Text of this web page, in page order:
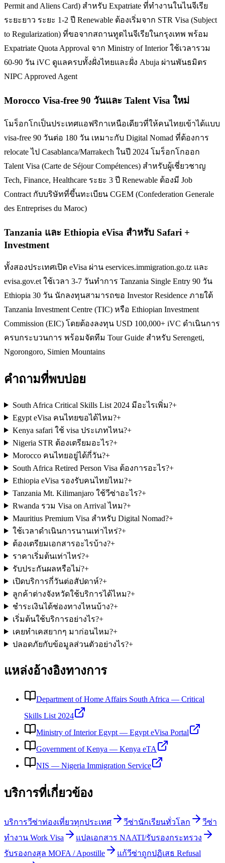
Permit and Aliens Card) สำหรับ Expatriate ที่ทำงานในไนจีเรีย
ระยะยาว ระยะ 1-2 ปี Renewable ต้องเริ่มจาก STR Visa (Subject
to Regularization) ที่ขอจากสถานทูตไนจีเรียในกรุงเทพ พร้อม
Expatriate Quota Approval จาก Ministry of Interior ใช้เวลารวม
60-90 วัน iVC ดูแลครบทั้งฝั่งไทยและฝั่ง Abuja ผ่านพันธมิตร
NIPC Approved Agent
Morocco Visa-free 90 วันและ Talent Visa ใหม่
โมร็อกโกเป็นประเทศแอฟริกาเหนือเดียวที่ให้คนไทยเข้าได้แบบ
visa-free 90 วันต่อ 180 วัน เหมาะกับ Digital Nomad ที่ต้องการ
relocate ไป Casablanca/Marrakech ในปี 2024 โมร็อกโกออก
Talent Visa (Carte de Séjour Compétences) สำหรับผู้เชี่ยวชาญ
Tech, Finance, Healthcare ระยะ 3 ปี Renewable ต้องมี Job
Contract กับบริษัทที่ขึ้นทะเบียน CGEM (Confederation Generale
des Entreprises du Maroc)
Tanzania และ Ethiopia eVisa สำหรับ Safari +
Investment
ทั้งสองประเทศเปิด eVisa ผ่าน eservices.immigration.go.tz และ
evisa.gov.et ใช้เวลา 3-7 วันทำการ Tanzania Single Entry 90 วัน
Ethiopia 30 วัน นักลงทุนสามารถขอ Investor Residence ภายใต้
Tanzania Investment Centre (TIC) หรือ Ethiopian Investment
Commission (EIC) โดยต้องลงทุน USD 100,000+ iVC ดำเนินการ
ครบกระบวนการ พร้อมจัดทีม Tour Guide สำหรับ Serengeti,
Ngorongoro, Simien Mountains
คำถามที่พบบ่อย
South Africa Critical Skills List 2024 มีอะไรเพิ่ม?+
Egypt eVisa คนไทยขอได้ไหม?+
Kenya safari ใช้ visa ประเภทไหน?+
Nigeria STR ต้องเตรียมอะไร?+
Morocco คนไทยอยู่ได้กี่วัน?+
South Africa Retired Person Visa ต้องการอะไร?+
Ethiopia eVisa รองรับคนไทยไหม?+
Tanzania Mt. Kilimanjaro ใช้วีซ่าอะไร?+
Rwanda รวม Visa on Arrival ไหม?+
Mauritius Premium Visa สำหรับ Digital Nomad?+
ใช้เวลาดำเนินการนานเท่าไหร่?+
ต้องเตรียมเอกสารอะไรบ้าง?+
ราคาเริ่มต้นเท่าไหร่?+
รับประกันผลหรือไม่?+
เปิดบริการกี่วันต่อสัปดาห์?+
ลูกค้าต่างจังหวัดใช้บริการได้ไหม?+
ชำระเงินได้ช่องทางไหนบ้าง?+
เริ่มต้นใช้บริการอย่างไร?+
เคยทำเคสยากๆ มาก่อนไหม?+
ปลอดภัยกับข้อมูลส่วนตัวอย่างไร?+
แหล่งอ้างอิงทางการ
Department of Home Affairs South Africa — Critical
Skills List 2024
Ministry of Interior Egypt— Egypt eVisa Portal
Government of Kenya — Kenya eTA
NIS — Nigeria Immigration Service
บริการที่เกี่ยวข้อง
บริการวีซ่าท่องเที่ยวทุกประเทศ วีซ่านักเรียนทั่วโลก
วีซ่า
ทำงาน Work Visa
แปลเอกสาร NAATI/รับรองกระทรวง
รับรองกงสุล MOFA / Apostille
แก้วีซ่าถูกปฏิเสธ Refusal